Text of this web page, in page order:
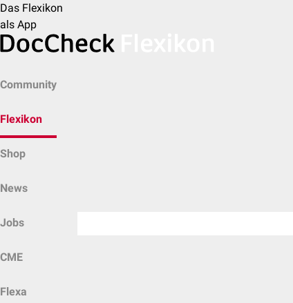
Das Flexikon
als App
Community
Flexikon
Shop
News
Jobs
CME
Flexa